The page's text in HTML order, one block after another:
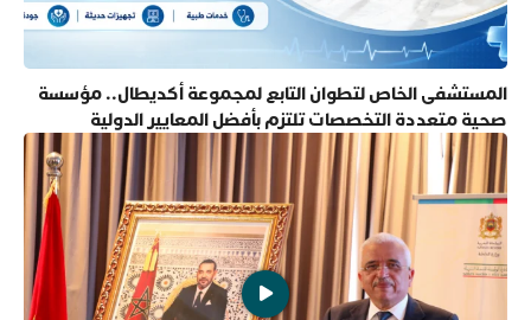
المستشفى الخاص لتطوان التابع لمجموعة أكديطال.. مؤسسة
صحية متعددة التخصصات تلتزم بأفضل المعايير الدولية